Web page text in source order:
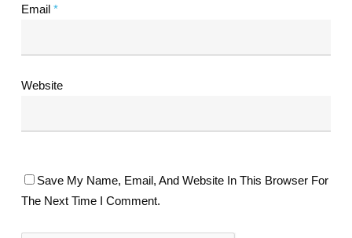
Email *
Website
Save My Name, Email, And Website In This Browser For
The Next Time I Comment.